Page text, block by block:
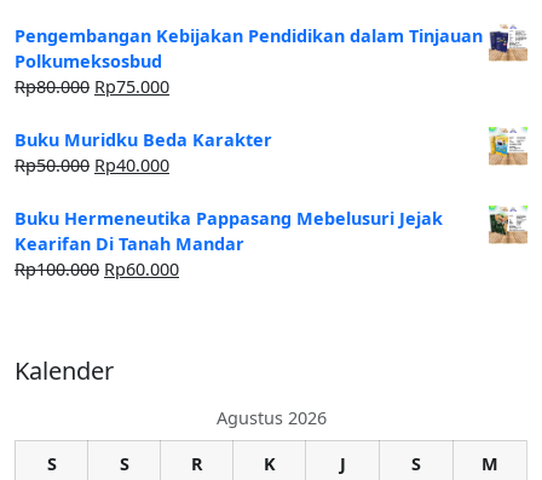
Pengembangan Kebijakan Pendidikan dalam Tinjauan
Polkumeksosbud
Rp80.000 Rp75.000
Buku Muridku Beda Karakter
Rp50.000 Rp40.000
Buku Hermeneutika Pappasang Mebelusuri Jejak
Kearifan Di Tanah Mandar
Rp100.000 Rp60.000
Kalender
Agustus 2026
S
S R K J S
M